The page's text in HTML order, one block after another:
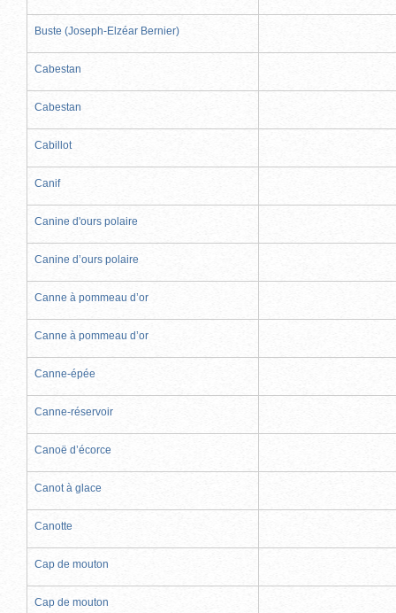
Buste (Joseph-Elzéar Bernier)
Cabestan
Cabestan
Cabillot
Canif
Canine d'ours polaire
Canine d’ours polaire
Canne à pommeau d’or
Canne à pommeau d’or
Canne-épée
Canne-réservoir
Canoë d’écorce
Canot à glace
Canotte
Cap de mouton
Cap de mouton